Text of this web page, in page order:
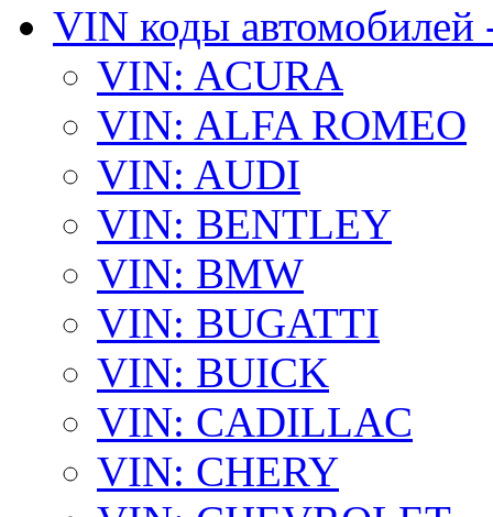
VIN коды автомобилей
VIN: ACURA
VIN: ALFA ROMEO
VIN: AUDI
VIN: BENTLEY
VIN: BMW
VIN: BUGATTI
VIN: BUICK
VIN: CADILLAC
VIN: CHERY